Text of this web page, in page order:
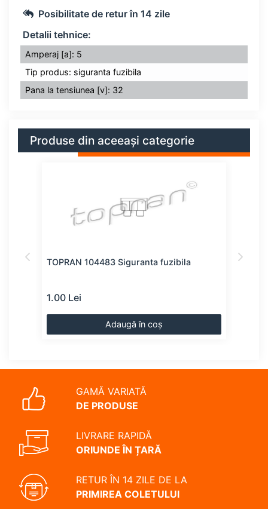
Posibilitate de retur în 14 zile
Detalii tehnice:
Amperaj [a]: 5
Tip produs: siguranta fuzibila
Pana la tensiunea [v]: 32
Produse din aceeași categorie
TOPRAN 104483 Siguranta fuzibila
1.00 Lei
Adaugă în coș
GAMĂ VARIATĂ
DE PRODUSE
LIVRARE RAPIDĂ
ORIUNDE ÎN ȚARĂ
RETUR ÎN 14 ZILE DE LA
PRIMIREA COLETULUI